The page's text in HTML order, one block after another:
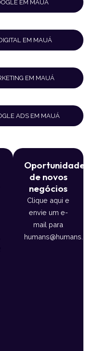
EM MAUÁ
EM MAUÁ
EM MAUÁ
ADS EM MAUÁ
Oportunidade
de novos
negócios
Clique aqui e
envie um e-
mail para